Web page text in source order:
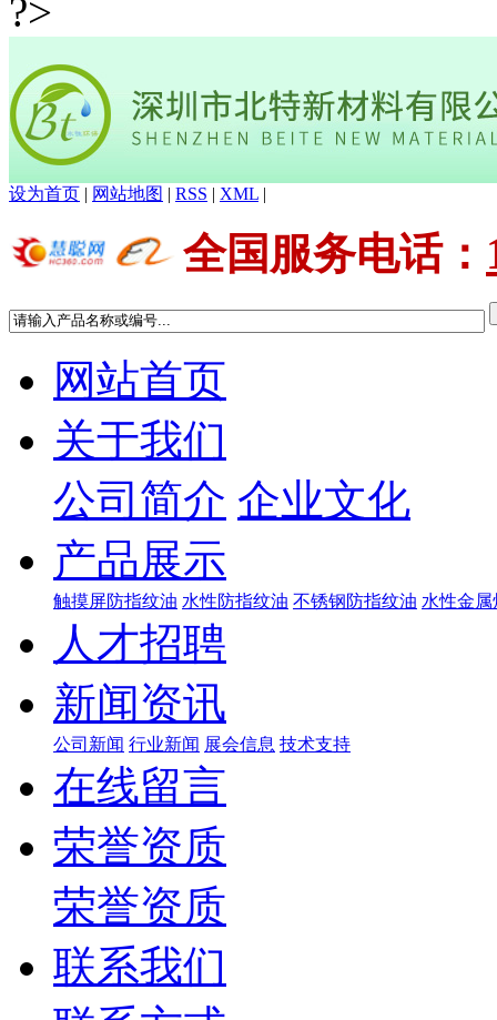
?>
设为首页 | 网站地图 | RSS | XML |
全国服务电话：
网站首页
关于我们
公司简介 企业文化
产品展示
触摸屏防指纹油 水性防指纹油 不锈钢防指纹油 水性金属
人才招聘
新闻资讯
公司新闻 行业新闻 展会信息 技术支持
在线留言
荣誉资质
荣誉资质
联系我们